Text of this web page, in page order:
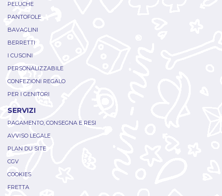
PELUCHE
PANTOFOLE
BAVAGLINI
BERRETTI
I CUSCINI
PERSONALIZZABILE
CONFEZIONI REGALO
PER I GENITORI
SERVIZI
PAGAMENTO, CONSEGNA E RESI
AVVISO LEGALE
PLAN DU SITE
CGV
COOKIES
FRETTA